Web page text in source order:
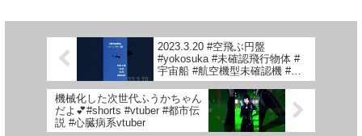
2023.3.20 #空飛ぶ円盤
#yokosuka #未確認飛行物体 #
宇宙船 #航空機型未確認機 #未
確認機 #scoutship #ヘリコプタ
ー #飛行機型UFO #UFO
機械化した次世代ふうかちゃん
だよ💕#shorts #vtuber #都市伝
説 #心臓病系vtuber